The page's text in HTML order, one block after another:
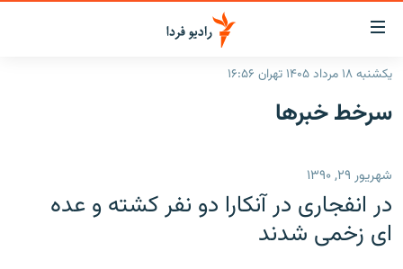
لینک‌های
قابلیت
دسترسی
بازگشت
اصلی
رفتن
صفحه
ایران
رادیو
انتخاب کنید و بشنویدپادکست
یکشنبه ۱۸ مرداد ۱۴۰۵ تهران ۱۶:۵۶
سرخط‌ خبرها
شهریور ۲۹, ۱۳۹۰
در انفجاری در آنکارا دو نفر کشته و عده
ای زخمی شدند